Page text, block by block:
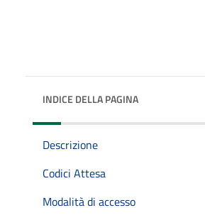
INDICE DELLA PAGINA
Descrizione
Codici Attesa
Modalità di accesso